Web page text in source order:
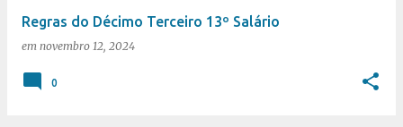
Regras do Décimo Terceiro 13º Salário
em novembro 12, 2024
0